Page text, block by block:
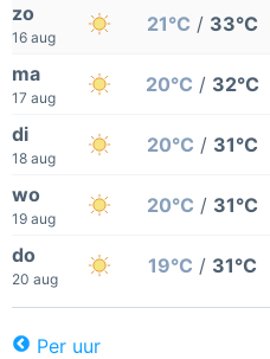
zo
16 aug
21°C / 33°C
ma
17 aug
20°C / 32°C
di
18 aug
20°C / 31°C
wo
19 aug
20°C / 31°C
do
20 aug
19°C / 31°C
Per uur